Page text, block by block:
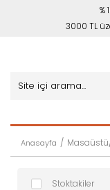
%
3000 TL
Anasayfa
Stoktakiler